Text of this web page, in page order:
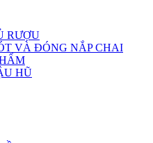
RƯỢU
VÀ ĐÓNG NẮP CHAI
HŨ